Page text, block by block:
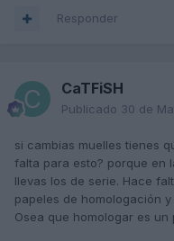
Responder
CaTFiSH
Publicado 30 de
si cambias muelles tienes
falta para esto? porque en
llevas los de serie. Hace
papeles de homologación
Osea que homologar es un